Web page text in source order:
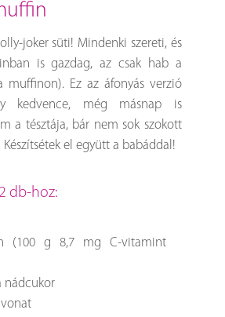
joker süti! Mindenki szereti, és
is gazdag, az csak hab a
muffinon). Ez az áfonyás verzió
kedvence, még másnap is
a tésztája, bár nem sok szokott
el együtt a babáddal!
db-hoz:
(100 g 8,7 mg C-vitamint
nádcukor